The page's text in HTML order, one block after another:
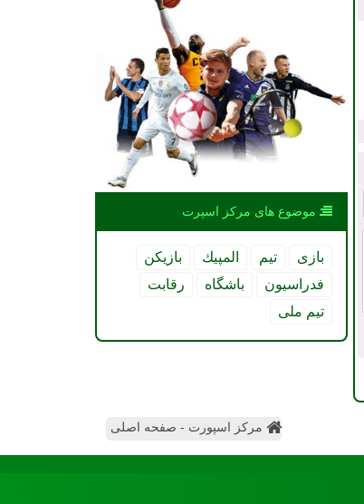
موضوع های مركز اسپرت
بازی تیم المپیك
بازیكن
فدراسیون
باشگاه
رقابت
تیم ملی
مرکز اسپورت - صفحه اصلی